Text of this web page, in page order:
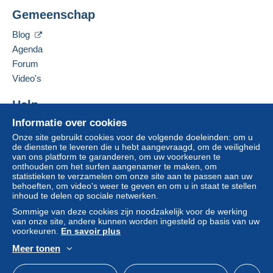
Een onbetaalde aankoop kan gevolgen hebben
voor de rekening van de koper.
Als de verkoopvoorwaarden van de verkoper
clausules bevatten met betrekking tot de betaling,
moeten deze als nietig worden beschouwd. De
Delcampe, zoals gedefinieerd in de
toepassing zijn.
Aankopen moeten worden betaald binnen14
dagenna ontvangst van de eindafrekening van de
verkoper.
Garantie:
koper.
Om de termijnen voor terugzending en
het Delcampe-charter
De verkoper contacteren
Informatie over cookies
Onze site gebruikt cookies voor de volgende doeleinden: om u
de diensten te leveren die u hebt aangevraagd, om de veiligheid
van ons platform te garanderen, om uw voorkeuren te
onthouden om het surfen aangenamer te maken, om
statistieken te verzamelen om onze site aan te passen aan uw
behoeften, om video's weer te geven en om u in staat te stellen
inhoud te delen op sociale netwerken.
Sommige van deze cookies zijn noodzakelijk voor de werking
van onze site, andere kunnen worden ingesteld op basis van uw
voorkeuren. En savoir plus
Meer tonen
Gemeenschap
Blog
Agenda
Forum
Video's
Help
Hulpcentrum
Kopen op Delcampe
Verkopen op Delcampe
Een beveiligde website